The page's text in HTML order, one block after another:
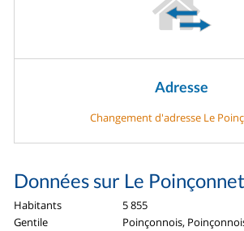
Adresse
Changement d'adresse Le
Données sur Le Poinçonnet
Habitants
5 855
Gentile
Poinçonnois,